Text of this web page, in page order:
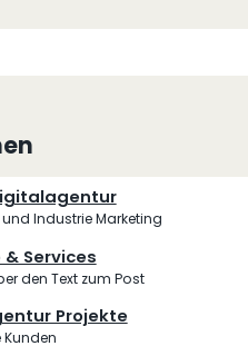
Industrie Marketing
Services
den Text zum Post
Projekte
Kunden